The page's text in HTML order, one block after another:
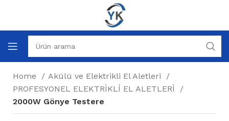
Home
Akülü ve Elektrikli El Aletleri
PROFESYONEL ELEKTRİKLİ EL ALETLERİ
2000W Gönye Testere